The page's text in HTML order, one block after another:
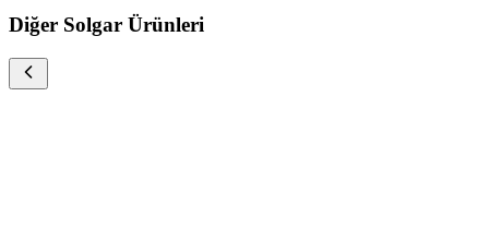
Diğer Solgar Ürünleri